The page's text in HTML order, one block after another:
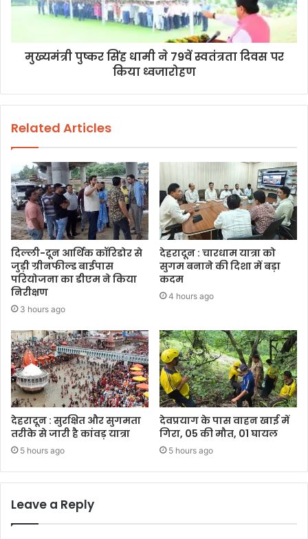
मुख्यमंत्री पुष्कर सिंह धामी ने 79वें स्वतंत्रता दिवस पर
किया ध्वजारोहण
Related Articles
दिल्ली-दून आर्थिक कॉरिडोर से
जुड़ी ग्रीनफील्ड बाईपास
परियोजना का डीएम ने किया
निरीक्षण
3 hours ago
देहरादून : चारधाम यात्रा को
सुगम बनाने की दिशा में बड़ा
कदम
4 hours ago
देहरादून : सुरक्षित और सुगमता
तरीके से जारी है कांवड़ यात्रा
5 hours ago
देवप्रयाग के पास वाहन खाई में
गिरा, 05 की मौत, 01 घायल
5 hours ago
Leave a Reply